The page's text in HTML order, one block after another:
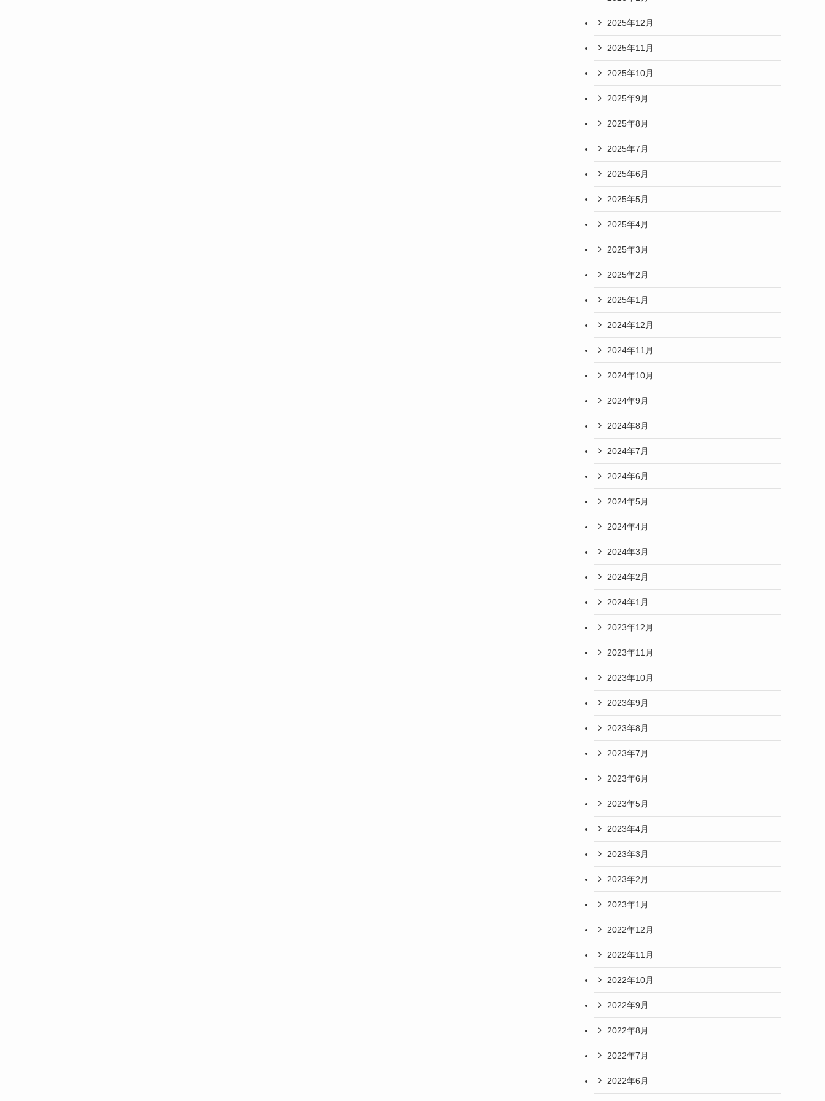
2025年12月
2025年11月
2025年10月
2025年9月
2025年8月
2025年7月
2025年6月
2025年5月
2025年4月
2025年3月
2025年2月
2025年1月
2024年12月
2024年11月
2024年10月
2024年9月
2024年8月
2024年7月
2024年6月
2024年5月
2024年4月
2024年3月
2024年2月
2024年1月
2023年12月
2023年11月
2023年10月
2023年9月
2023年8月
2023年7月
2023年6月
2023年5月
2023年4月
2023年3月
2023年2月
2023年1月
2022年12月
2022年11月
2022年10月
2022年9月
2022年8月
2022年7月
2022年6月